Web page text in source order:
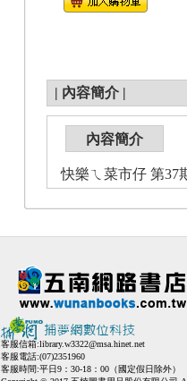
| 內容簡介 |
內容簡介
快樂ㄟ菜市仔 第37
客服信箱:library.w3322@msa.hinet.net
客服電話:(07)2351960
客服時間:平日9：30-18：00（國定假日除外）